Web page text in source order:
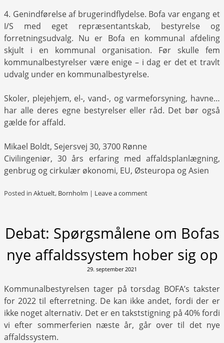
4. Genindførelse af brugerindflydelse. Bofa var engang et
I/S med eget repræsentantskab, bestyrelse og
forretningsudvalg. Nu er Bofa en kommunal afdeling
skjult i en kommunal organisation. Før skulle fem
kommunalbestyrelser være enige – i dag er det et travlt
udvalg under en kommunalbestyrelse.
Skoler, plejehjem, el-, vand-, og varmeforsyning, havne…
har alle deres egne bestyrelser eller råd. Det bør også
gælde for affald.
Mikael Boldt, Sejersvej 30, 3700 Rønne
Civilingeniør, 30 års erfaring med affaldsplanlægning,
genbrug og cirkulær økonomi, EU, Østeuropa og Asien
Posted in Aktuelt, Bornholm | Leave a comment
Debat: Spørgsmålene om Bofas
nye affaldssystem hober sig op
29. september 2021
Kommunalbestyrelsen tager på torsdag BOFA’s takster
for 2022 til efterretning. De kan ikke andet, fordi der er
ikke noget alternativ. Det er en takststigning på 40% fordi
vi efter sommerferien næste år, går over til det nye
affaldssystem.